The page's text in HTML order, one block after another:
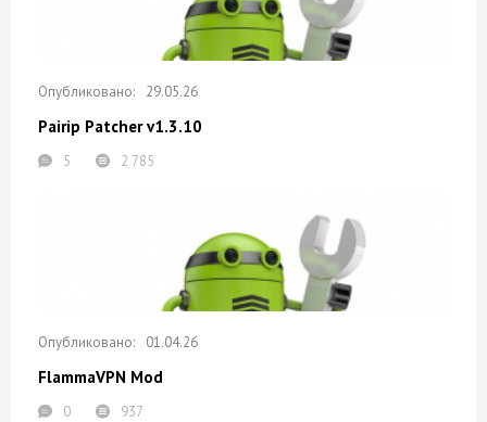
29.05.26
Pairip Patcher v1.3.10
5 2 785
01.04.26
FlammaVPN Mod
0 937